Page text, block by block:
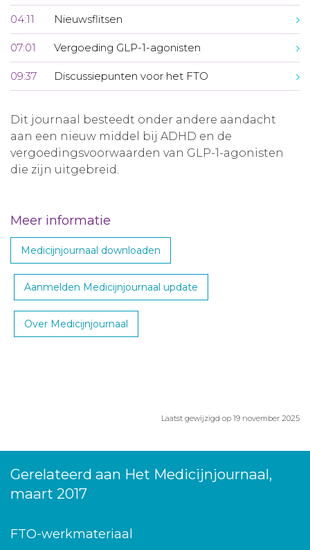
04:11 Nieuwsflitsen
07:01 Vergoeding GLP-1-agonisten
09:37 Discussiepunten voor het FTO
Dit journaal besteedt onder andere aandacht
aan een nieuw middel bij ADHD en de
vergoedingsvoorwaarden van GLP-1-agonisten
die zijn uitgebreid.
Meer informatie
Medicijnjournaal downloaden
Aanmelden Medicijnjournaal update
Over Medicijnjournaal
Laatst gewijzigd op 19 november 2025
Gerelateerd aan Het Medicijnjournaal,
maart 2017
FTO-werkmateriaal